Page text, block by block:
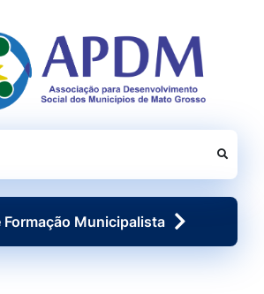
atalhos e links
[alt+2]
[alt+4]
Formação Municipalista